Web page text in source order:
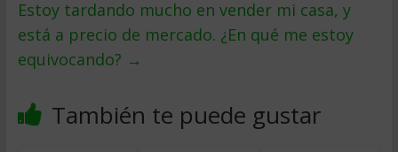
Estoy tardando mucho en vender mi casa, y
está a precio de mercado. ¿En qué me estoy
equivocando? →
También te puede gustar